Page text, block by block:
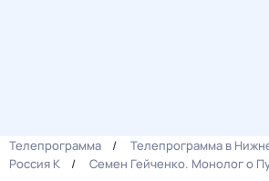
Телепрограмма
Телепрограмма в
Россия К
Семен Гейченко. Монолог о